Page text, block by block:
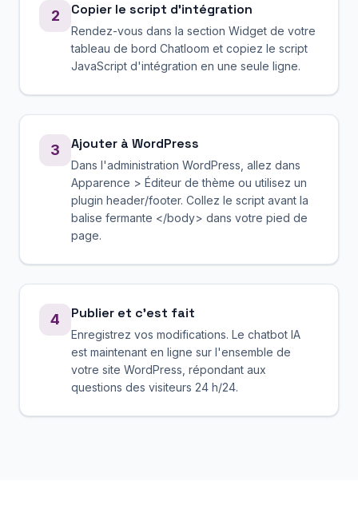
2 Copier le script d'intégration
Rendez-vous dans la section Widget de votre
tableau de bord Chatloom et copiez le script
JavaScript d'intégration en une seule ligne.
3 Ajouter à WordPress
Dans l'administration WordPress, allez dans
Apparence > Éditeur de thème ou utilisez un
plugin header/footer. Collez le script avant la
balise fermante </body> dans votre pied de
page.
4 Publier et c'est fait
Enregistrez vos modifications. Le chatbot IA
est maintenant en ligne sur l'ensemble de
votre site WordPress, répondant aux
questions des visiteurs 24 h/24.